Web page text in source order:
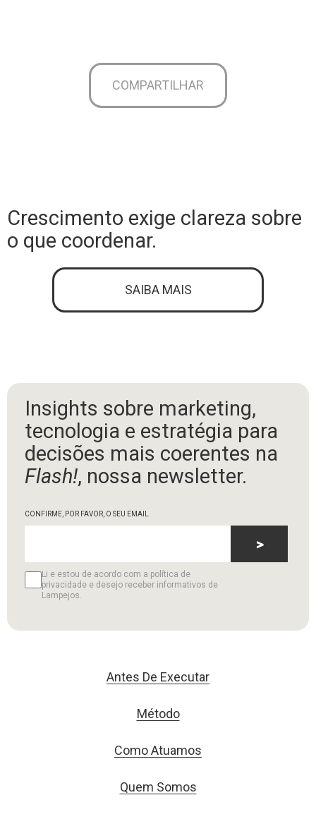
COMPARTILHAR
Crescimento exige clareza sobre
o que coordenar.
SAIBA MAIS
Insights sobre marketing,
tecnologia e estratégia para
decisões mais coerentes na
Flash!, nossa newsletter.
CONFIRME, POR FAVOR, O SEU EMAIL
Li e estou de acordo com a política de
privacidade e desejo receber informativos de
Lampejos.
>
Antes De Executar
Método
Como Atuamos
Quem Somos